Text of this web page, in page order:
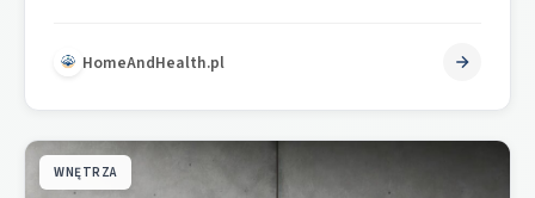
HomeAndHealth.pl
WNĘTRZA